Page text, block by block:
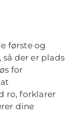
første og
der er plads
for
ro, forklarer
dine